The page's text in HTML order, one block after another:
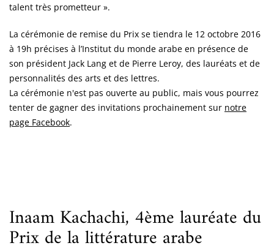
talent très prometteur ».
La cérémonie de remise du Prix se tiendra le 12 octobre 2016
à 19h précises à l’Institut du monde arabe en présence de
son président Jack Lang et de Pierre Leroy, des lauréats et de
personnalités des arts et des lettres.
La cérémonie n'est pas ouverte au public, mais vous pourrez
tenter de gagner des invitations prochainement sur notre
page Facebook.
Inaam Kachachi, 4ème lauréate du
Prix de la littérature arabe